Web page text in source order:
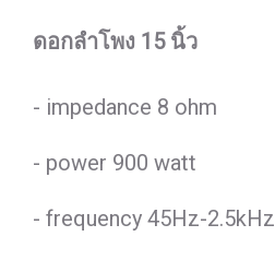
ดอกลำโพง 15 นิ้ว
- impedance 8 ohm
- power 900 watt
- frequency 45Hz-2.5kHz